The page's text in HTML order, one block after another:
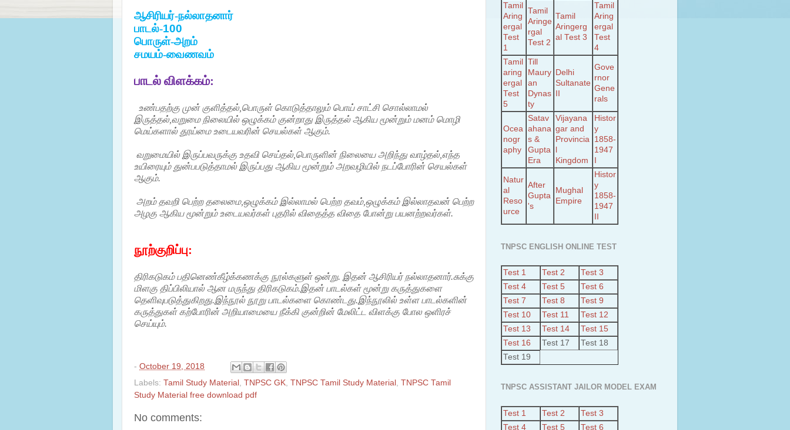
ஆசிரியர்-நல்லாதனார்
பாடல்-100
பொருள்-அறம்
சமயம்-வைணவம்
பாடல் விளக்கம்:
உண்பதற்கு முன் குளித்தல்,பொருள் கொடுத்தாலும் பொய் சாட்சி சொல்லாமல்
இருத்தல்,வறுமை நிலையில் ஒழுக்கம் குன்றாது இருத்தல் ஆகிய மூன்றும் மனம் மொழி
மெய்களால் தூய்மை உடையவரின் செயல்கள் ஆகும்.
வறுமையில் இருப்பவருக்கு உதவி செய்தல்,பொருளின் நிலையை அறிந்து வாழ்தல்,எந்த
உயிரையும் துன்பபடுத்தாமல் இருப்பது ஆகிய மூன்றும் அறவழியில் நடப்போரின் செயல்கள்
ஆகும்.
அறம் தவறி பெற்ற தலைமை,ஒழுக்கம் இல்லாமல் பெற்ற தவம்,ஒழுக்கம் இல்லாதவன் பெற்ற
அழகு ஆகிய மூன்றும் உடையவர்கள் புதரில் விதைத்த விதை போன்று பயனற்றவர்கள்.
நூற்குறிப்பு:
திரிகடுகம் பதினெண்கீழ்க்கணக்கு நூல்களுள் ஒன்று. இதன் ஆசிரியர் நல்லாதனார்.சுக்கு
மிளகு திப்பிலியால் ஆன மருந்து திரிகடுகம்.இதன் பாடல்கள் மூன்று கருத்துகளை
தெளிவுபடுத்துகிறது.இந்நூல் நூறு பாடல்களை கொண்டது.இந்நூலில் உள்ள பாடல்களின்
கருத்துகள் கற்போரின் அறியாமையை நீக்கி குன்றின் மேலிட்ட விளக்கு போல ஒளிரச்
செய்யும்.
- October 19, 2018
Labels: Tamil Study Material TNPSC GK TNPSC Tamil Study Material
TNPSC Tamil
Study Material free download pdf
No comments:
Tamil
Aring
ergal
Test
1
Tamil
Aringe
rgal
Test 2
Tamil
Aringerg
al Test 3
Tamil
Aring
ergal
Test
4
Tamil
aring
ergal
Test
5
Till
Maury
an
Dynas
ty
Delhi
Sultanate
II
Gove
rnor
Gene
rals
Ocea
nogr
aphy
Satav
ahana
s &
Gupta
Era
Vijayana
gar and
Provincia
l
Kingdom
Histor
y
1858-
1947
I
Natur
al
Reso
urce
After
Gupta
's
Mughal
Empire
Histor
y
1858-
1947
II
TNPSC ENGLISH ONLINE TEST
Test 1 Test 2
Test 3
Test 4
Test 5
Test 6
Test 7
Test 8
Test 9
Test 10
Test 11
Test 12
Test 13
Test 14
Test 15
Test 16
Test 17
Test 18
Test 19
TNPSC ASSISTANT JAILOR MODEL EXAM
Test 1 Test 2
Test 3
Test 4
Test 5
Test 6